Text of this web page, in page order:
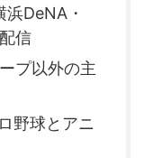
DeNA・
信
プ以外の主
野球とアニ